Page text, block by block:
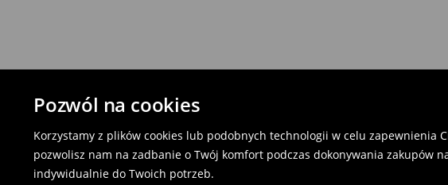
Pozwól na cookies
Korzystamy z plików cookies lub podobnych technologii w celu zapewnienia
pozwolisz nam na zadbanie o Twój komfort podczas dokonywania zakupów
indywidualnie do Twoich potrzeb.